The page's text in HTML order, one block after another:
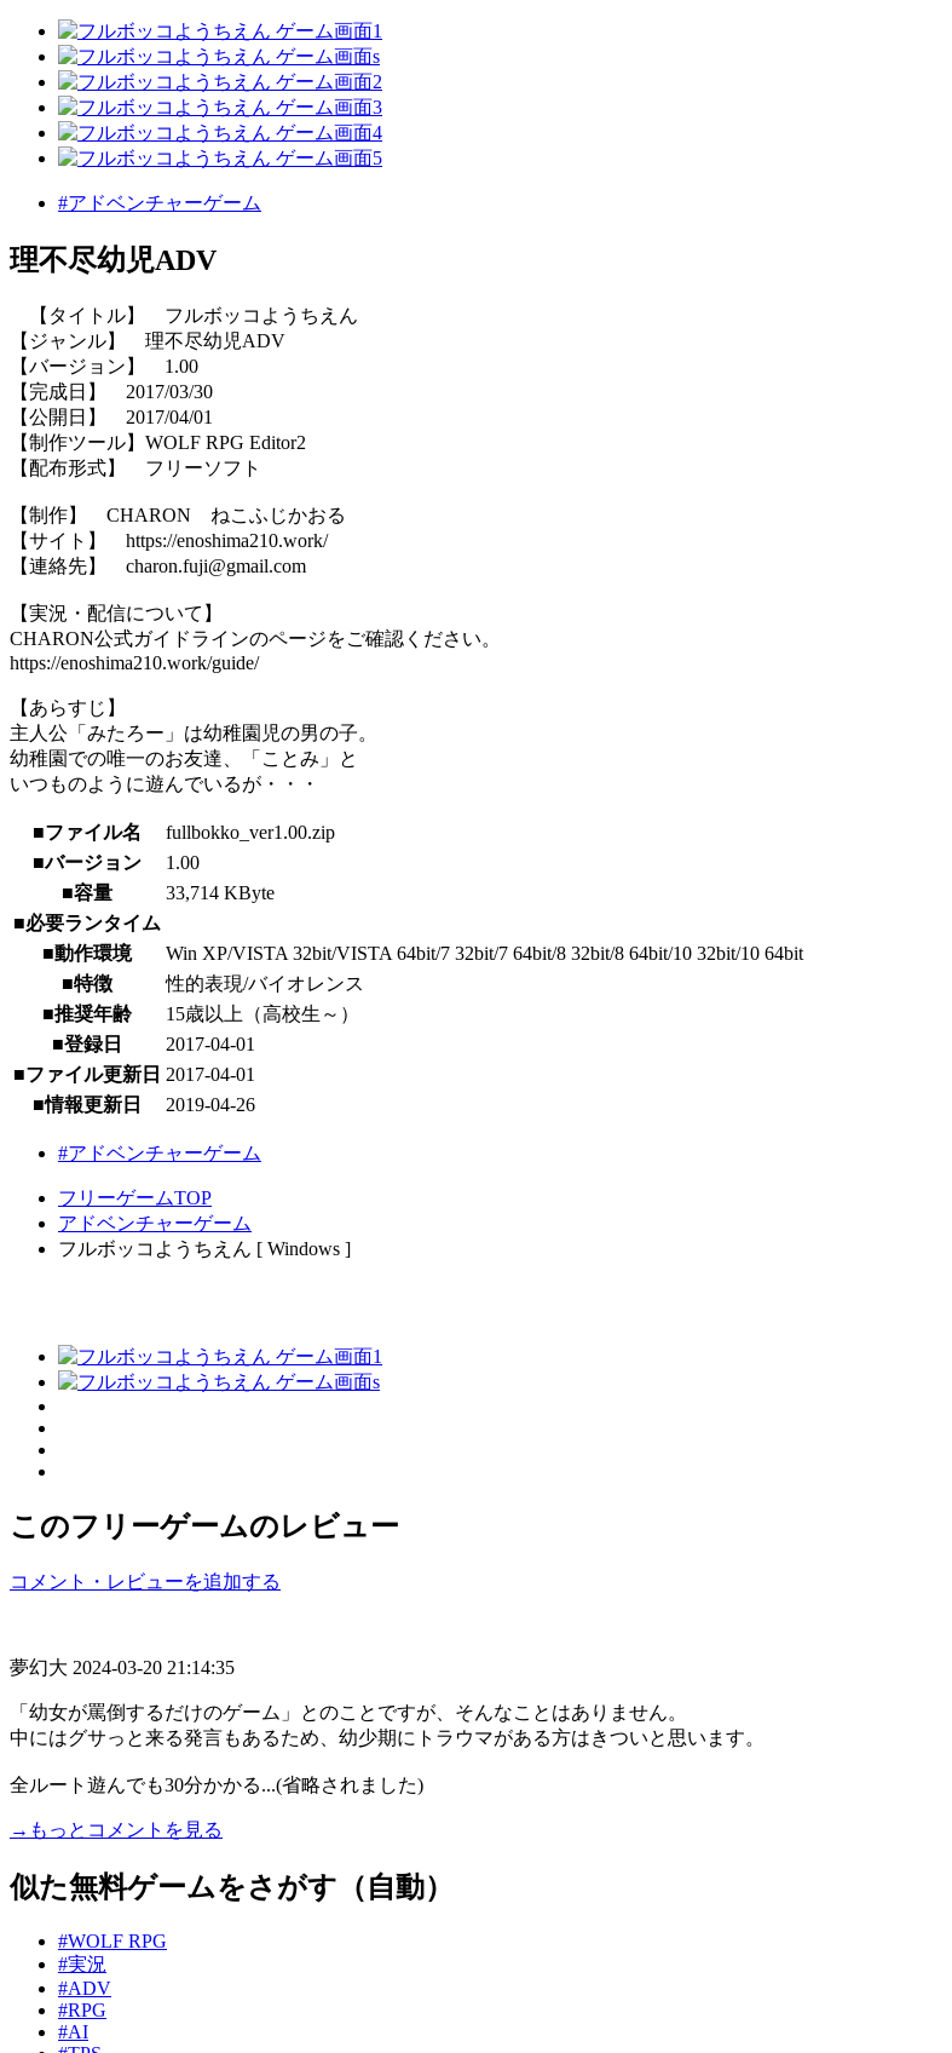
#アドベンチャーゲーム
理不尽幼児ADV
【タイトル】 フルボッコようちえん
【ジャンル】 理不尽幼児ADV
【バージョン】 1.00
【完成日】 2017/03/30
【公開日】 2017/04/01
【制作ツール】WOLF RPG Editor2
【配布形式】 フリーソフト
【制作】 CHARON ねこふじかおる
【サイト】 https://enoshima210.work/
【連絡先】 charon.fuji@gmail.com
【実況・配信について】
CHARON公式ガイドラインのページをご確認ください。
https://enoshima210.work/guide/
【あらすじ】
主人公「みたろー」は幼稚園児の男の子。
幼稚園での唯一のお友達、「ことみ」と
いつものように遊んでいるが・・・
■ファイル名
fullbokko_ver1.00.zip
■バージョン
1.00
■容量
33,714 KByte
■必要ランタイム
■動作環境
Win XP/VISTA 32bit/VISTA 64bit/7 32bit/7 64bit/8 32bit/8 64bit/10 32bit/10 64bit
■特徴
性的表現/バイオレンス
■推奨年齢
15歳以上（高校生～）
■登録日
2017-04-01
■ファイル更新日 2017-04-01
■情報更新日
2019-04-26
#アドベンチャーゲーム
フリーゲームTOP
アドベンチャーゲーム
フルボッコようちえん [ Windows ]
このフリーゲームのレビュー
コメント・レビューを追加する
夢幻大 2024-03-20 21:14:35
「幼女が罵倒するだけのゲーム」とのことですが、そんなことはありません。
中にはグサっと来る発言もあるため、幼少期にトラウマがある方はきついと思います。
全ルート遊んでも30分かかる...(省略されました)
→もっとコメントを見る
似た無料ゲームをさがす（自動）
#WOLF RPG
#実況
#ADV
#RPG
#AI